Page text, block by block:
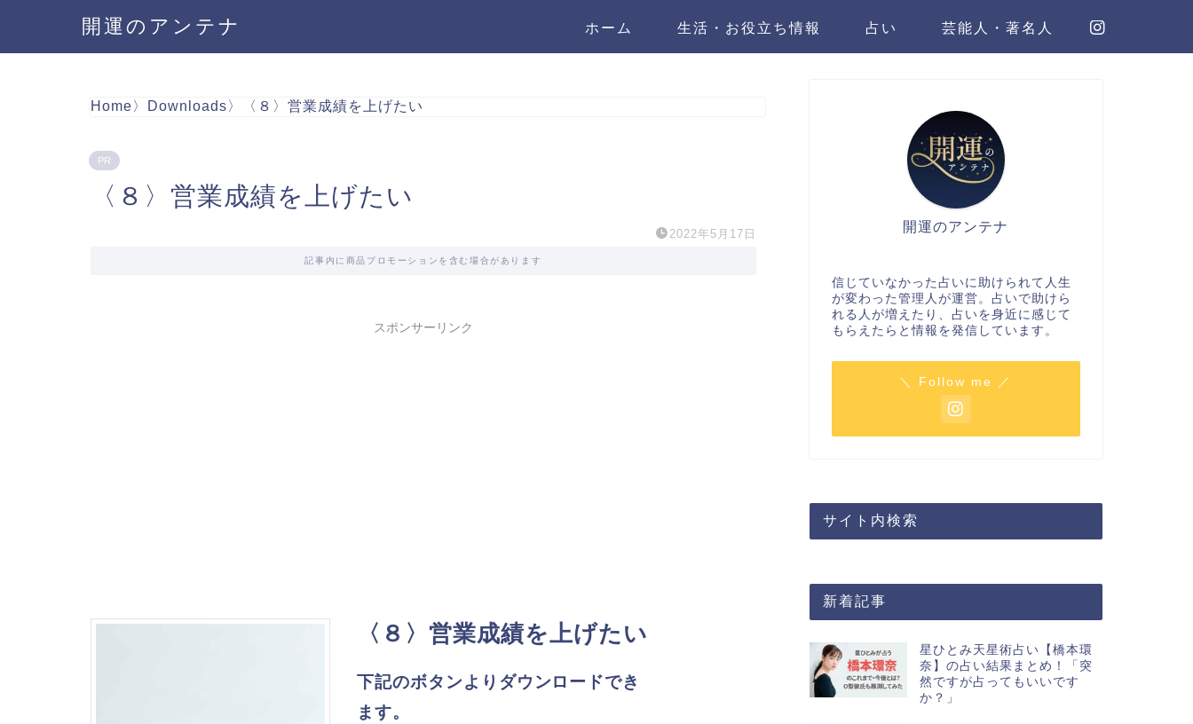
開運のアンテナ ホーム 生活・お役立ち情報 占い 芸能人・著名人
Home〉 Downloads〉 〈８〉営業成績を上げたい
PR
〈８〉営業成績を上げたい
2022年5月17日
記事内に商品プロモーションを含む場合があります
スポンサーリンク
〈８〉営業成績を上げたい
下記のボタンよりダウンロードでき
ます。
開運のアンテナ
信じていなかった占いに助けられて人生
が変わった管理人が運営。占いで助けら
れる人が増えたり、占いを身近に感じて
もらえたらと情報を発信しています。
＼ Follow me ／
サイト内検索
新着記事
星ひとみ天星術占い【橋本環
奈】の占い結果まとめ！「突
然ですが占ってもいいです
か？」